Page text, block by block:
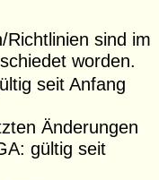
Richtlinien sind im
worden.
seit Anfang
Änderungen
gültig seit